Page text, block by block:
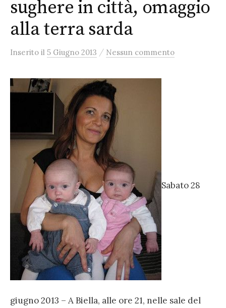
sughere in città, omaggio
alla terra sarda
Inserito il 5 Giugno 2013 / Nessun commento
Sabato 28
giugno 2013 – A Biella, alle ore 21, nelle sale del